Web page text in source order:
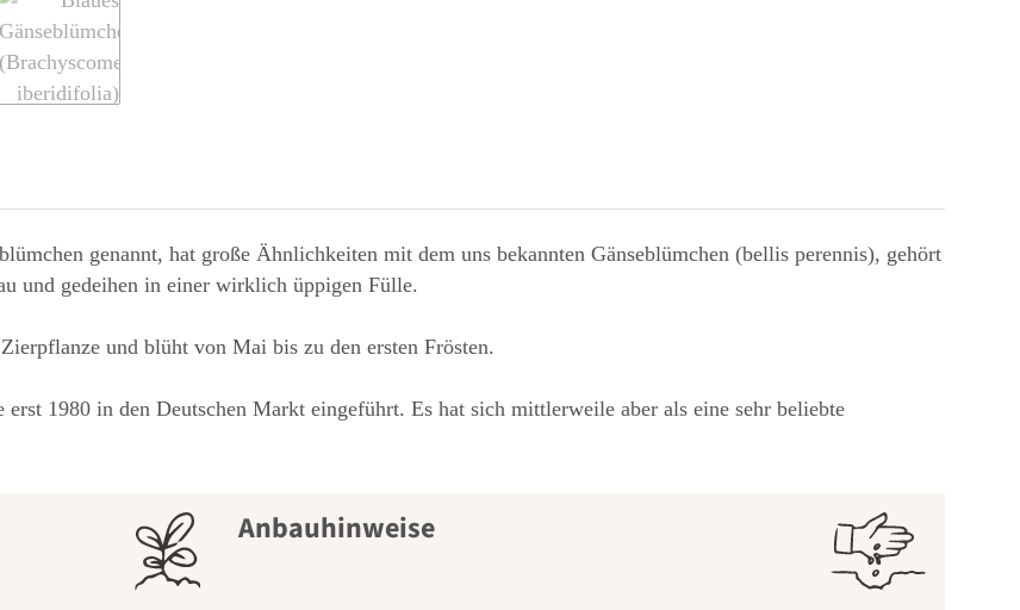
genannt, hat große Ähnlichkeiten mit dem uns bekannten Gänseblümchen (bellis perennis), gehört
und gedeihen in einer wirklich üppigen Fülle.
und blüht von Mai bis zu den ersten Frösten.
1980 in den Deutschen Markt eingeführt. Es hat sich mittlerweile aber als eine sehr beliebte
Anbauhinweise